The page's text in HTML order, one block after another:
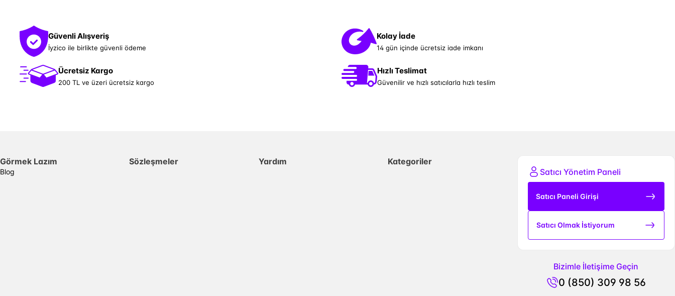
Güvenli Alışveriş
İyzico ile birlikte güvenli ödeme
Kolay İade
14 gün içinde ücretsiz iade imkanı
Ücretsiz Kargo
200 TL ve üzeri ücretsiz kargo
Hızlı Teslimat
Güvenilir ve hızlı satıcılarla hızlı teslim
Görmek Lazım
Blog
Sözleşmeler Yardım
Kategoriler
Satıcı Yönetim Paneli
Satıcı Paneli Girişi
Satıcı Olmak İstiyorum
Bizimle İletişime Geçin
0 (850) 309 98 56